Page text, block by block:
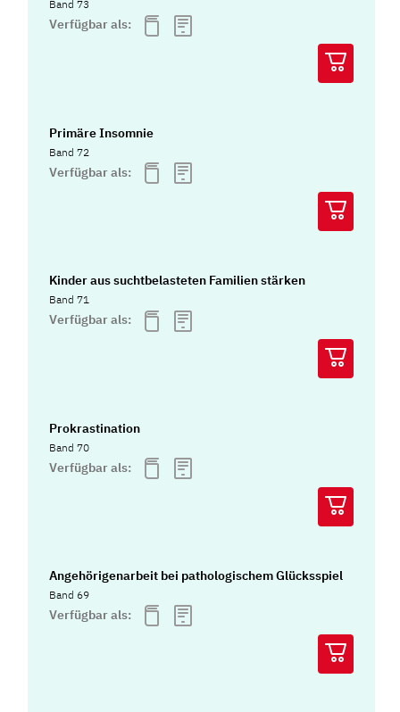
Band 73
Verfügbar als:
Primäre Insomnie
Band 72
Verfügbar als:
Kinder aus suchtbelasteten Familien stärken
Band 71
Verfügbar als:
Prokrastination
Band 70
Verfügbar als:
Angehörigenarbeit bei pathologischem Glücksspiel
Band 69
Verfügbar als: